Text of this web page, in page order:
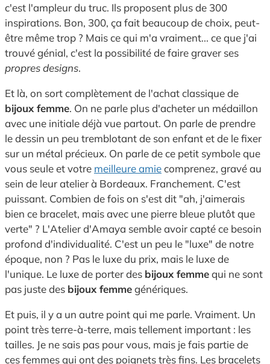
c'est l'ampleur du truc. Ils proposent plus de 300
inspirations. Bon, 300, ça fait beaucoup de choix, peut-
être même trop ? Mais ce qui m'a vraiment... ce que j'ai
trouvé génial, c'est la possibilité de faire graver ses
propres designs.
Et là, on sort complètement de l'achat classique de
bijoux femme. On ne parle plus d'acheter un médaillon
avec une initiale déjà vue partout. On parle de prendre
le dessin un peu tremblotant de son enfant et de le fixer
sur un métal précieux. On parle de ce petit symbole que
vous seule et votre meilleure amiecomprenez, gravé au
sein de leur atelier à Bordeaux. Franchement. C'est
puissant. Combien de fois on s'est dit "ah, j'aimerais
bien ce bracelet, mais avec une pierre bleue plutôt que
verte" ? L'Atelier d'Amaya semble avoir capté ce besoin
profond d'individualité. C'est un peu le "luxe" de notre
époque, non ? Pas le luxe du prix, mais le luxe de
l'unique. Le luxe de porter des bijoux femmequi ne sont
pas juste des bijoux femmegénériques.
Et puis, il y a un autre point qui me parle. Vraiment. Un
point très terre-à-terre, mais tellement important : les
tailles. Je ne sais pas pour vous, mais je fais partie de
ces femmes qui ont des poignets très fins. Les bracelets